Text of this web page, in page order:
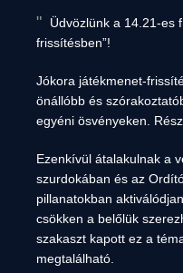
Üdvözlünk a 14.21-es
frissítésben”!
Jókora játékmenet-
önállóbb és
egyéni ösvényeken.
Ezenkívül átalakulnak a
szurdokában és az
pillanatokban
csökken a belőlük
szakaszt kapott ez a
megtalálható.